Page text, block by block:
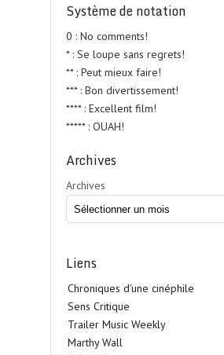
Système de notation
0 : No comments!
* : Se loupe sans regrets!
** : Peut mieux faire!
*** : Bon divertissement!
**** : Excellent film!
***** : OUAH!
Archives
Archives
Liens
Chroniques d'une cinéphile
Sens Critique
Trailer Music Weekly
Marthy Wall